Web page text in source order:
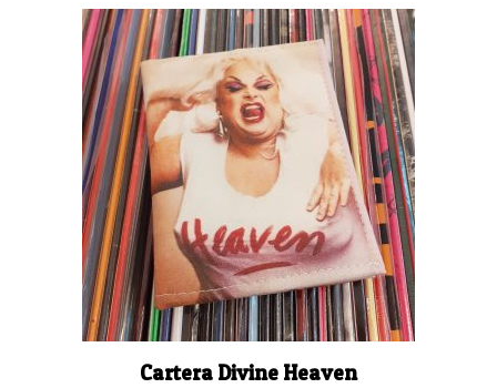
Cartera Divine Heaven